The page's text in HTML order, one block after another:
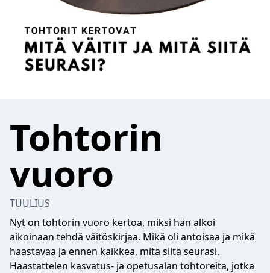
Tohtorin
vuoro
TUULIUS
Nyt on tohtorin vuoro kertoa, miksi hän alkoi
aikoinaan tehdä väitöskirjaa. Mikä oli antoisaa ja mikä
haastavaa ja ennen kaikkea, mitä siitä seurasi.
Haastattelen kasvatus- ja opetusalan tohtoreita, jotka